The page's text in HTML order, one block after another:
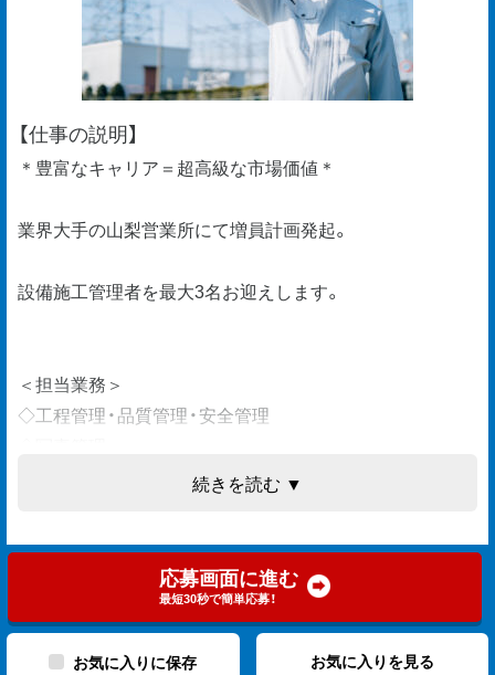
【仕事の説明】
＊豊富なキャリア＝超高級な市場価値＊
業界大手の山梨営業所にて増員計画発起。
設備施工管理者を最大3名お迎えします。
＜担当業務＞
◇工程管理・品質管理・安全管理
◇Word/Excel
続きを読む ▼
応募画面に進む
最短30秒で簡単応募！
お気に入りに保存 お気に入りを見る